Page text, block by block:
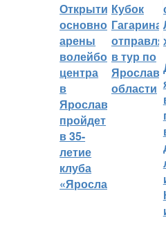
Открытие
основной
арены
волейбольного
центра
в
Ярославле
пройдет
в 35-
летие
клуба
«Ярославич»
Кубок
Гагарина
в тур по
области